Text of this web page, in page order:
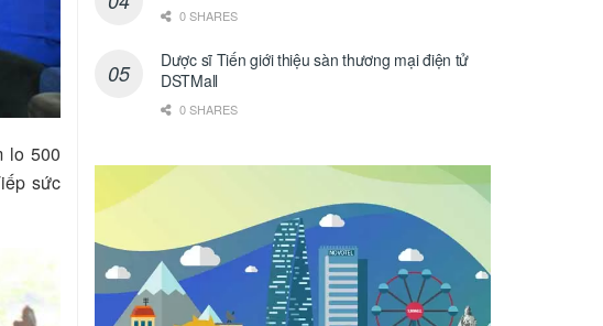
lo 500
sức
0 SHARES
Dược sĩ Tiến giới thiệu sàn thương mại điện tử
DSTMall
0 SHARES